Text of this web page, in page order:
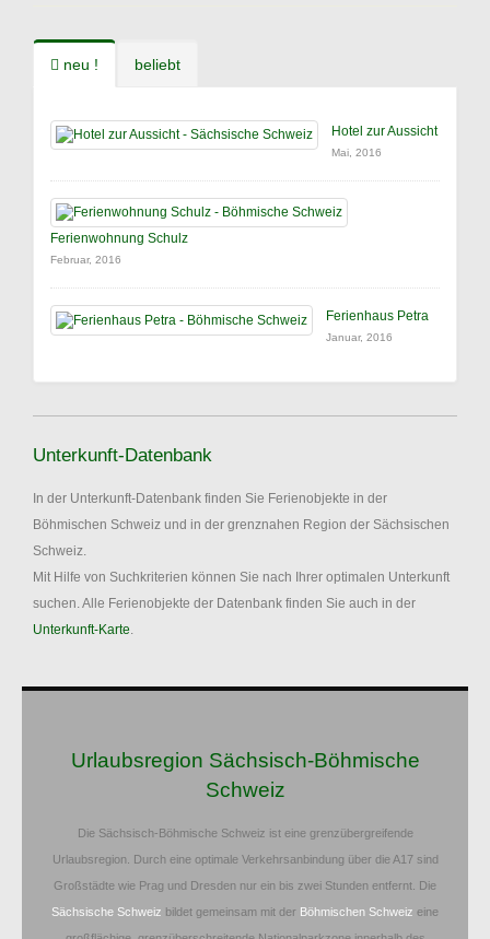
neu ! beliebt
Hotel zur Aussicht
Mai, 2016
Ferienwohnung Schulz
Februar, 2016
Ferienhaus Petra
Januar, 2016
Unterkunft-Datenbank
In der Unterkunft-Datenbank finden Sie Ferienobjekte in der
Böhmischen Schweiz und in der grenznahen Region der Sächsischen
Schweiz.
Mit Hilfe von Suchkriterien können Sie nach Ihrer optimalen Unterkunft
suchen. Alle Ferienobjekte der Datenbank finden Sie auch in der
Unterkunft-Karte.
Urlaubsregion Sächsisch-Böhmische
Schweiz
Die Sächsisch-Böhmische Schweiz ist eine grenzübergreifende
Urlaubsregion. Durch eine optimale Verkehrsanbindung über die A17 sind
Großstädte wie Prag und Dresden nur ein bis zwei Stunden entfernt. Die
Sächsische Schweiz bildet gemeinsam mit der Böhmischen Schweiz eine